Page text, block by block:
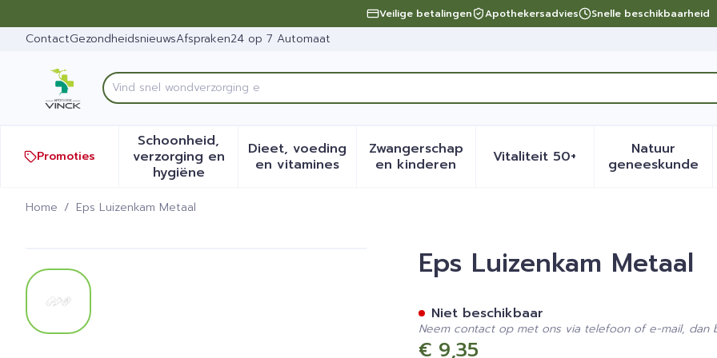
Veilige betalingen Apothekersadvies Snelle beschikbaarheid
ContactGezondheidsnieuwsAfspraken24 op 7 Automaat
Product, merk, categorie...
Promoties
Schoonheid,
verzorging en
hygiëneToon submenu voor Schoonheid, verzorging en hygiëne categorie
Dieet, voeding
en vitamines
Toon submenu voor Dieet, voeding en vitamines categorie
Zwangerschap
en kinderenToon submenu voor Zwangerschap en
Vitaliteit 50+Toon submenu voor
Natuur
geneeskunde
Toon
Home / Eps Luizenkam Metaal
View larger image
Eps Luizenkam Metaal Eps Luizenkam Metaal
€ 9,35
Niet beschikbaar
Neem contact op met ons via telefoon of e-mail, dan